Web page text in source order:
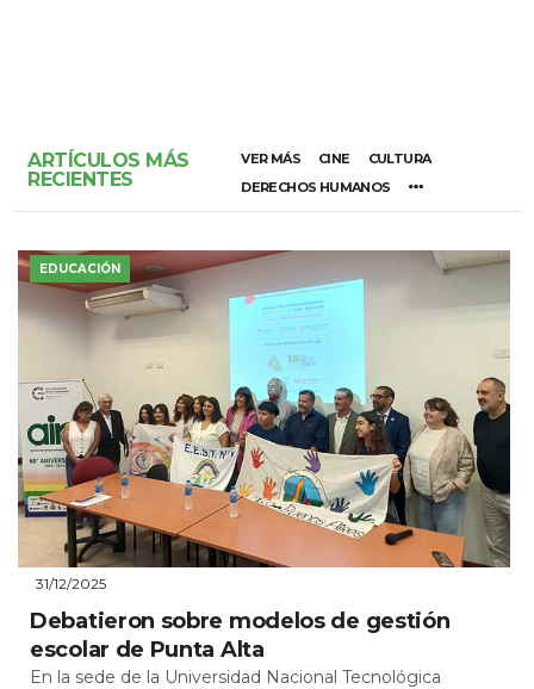
ARTÍCULOS MÁS
RECIENTES
VER MÁS CINE
CULTURA
DERECHOS HUMANOS
EDUCACIÓN
31/12/2025
Debatieron sobre modelos de gestión
escolar de Punta Alta
En la sede de la Universidad Nacional Tecnológica